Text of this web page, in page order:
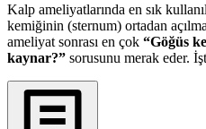
Kalp ameliyatlarında en sık
kemiğinin (sternum) ortadan
ameliyat sonrası en çok “Göğüs
kaynar?” sorusunu merak eder.